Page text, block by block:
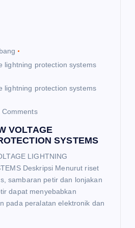
lightning protection systems
lightning protection systems
Comments
VOLTAGE
SYSTEMS
LIGHTNING
Deskripsi Menurut riset
sambaran petir dan lonjakan
dapat menyebabkan
pada peralatan elektronik dan